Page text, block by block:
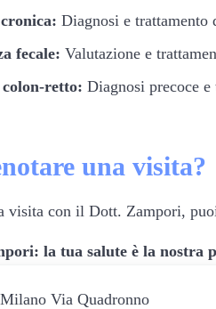
Diagnosi e trattamento
fecale: Valutazione e
retto: Diagnosi precoce
una visita?
visita con il Dott. Zampori,
la tua salute è la nostra
Via Quadronno